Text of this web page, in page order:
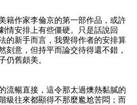
籍作家李倫京的第一部作品，或許
情安排上有些僵硬。只是話說回
的新手而言，我覺得作者的安排算
刻意，但持平而論交待得還不錯，
仍舊頗美。
流暢直接，這令那太過燠熱黏膩的
級往來都顯得不那麼尷尬苦悶；而